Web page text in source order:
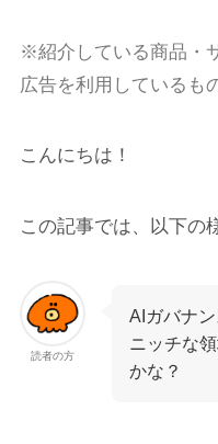
※紹介している商品・
広告を利用しているも
こんにちは！
この記事では、以下の
読者の方
AIガバナ
ニッチな
かな？